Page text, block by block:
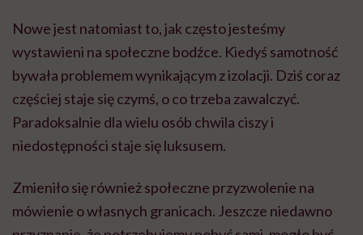
Nowe jest natomiast to, jak często jesteśmy
wystawieni na społeczne bodźce. Kiedyś samotność
bywała problemem wynikającym z izolacji. Dziś coraz
częściej staje się czymś, o co trzeba zawalczyć.
Paradoksalnie dla wielu osób chwila ciszy i
niedostępności staje się luksusem.
Zmieniło się również społeczne przyzwolenie na
mówienie o własnych granicach. Jeszcze niedawno